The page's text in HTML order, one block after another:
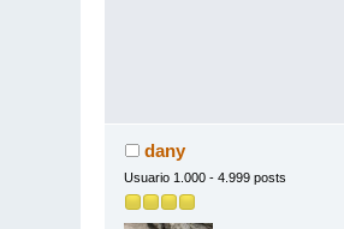
dany
Usuario 1.000 - 4.999 posts